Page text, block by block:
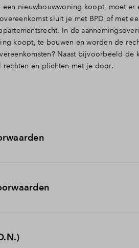
een nieuwbouwwoning koopt, moet er
sluit je met BPD of met
In de
koopt, te bouwen en worden de
Naast bijvoorbeeld de
rechten en plichten met je door.
de meeste gevallen) een woning
gaan definitief in, en de bouw van